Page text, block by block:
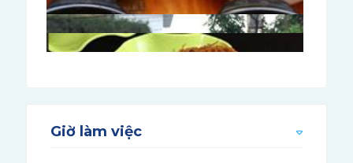
Giờ làm việc